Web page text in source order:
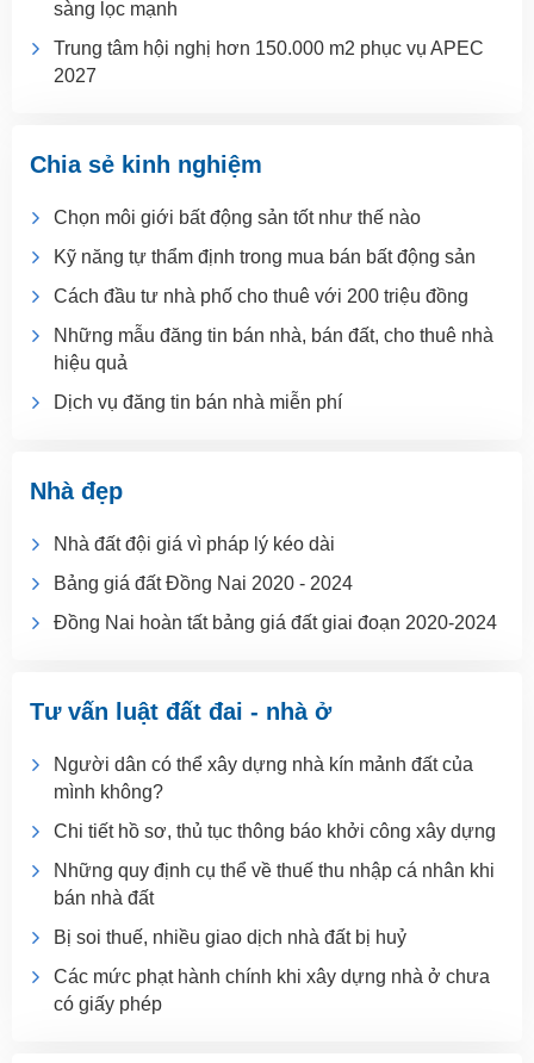
sàng lọc mạnh
Trung tâm hội nghị hơn 150.000 m2 phục vụ APEC
2027
Chia sẻ kinh nghiệm
Chọn môi giới bất động sản tốt như thế nào
Kỹ năng tự thẩm định trong mua bán bất động sản
Cách đầu tư nhà phố cho thuê với 200 triệu đồng
Những mẫu đăng tin bán nhà, bán đất, cho thuê nhà
hiệu quả
Dịch vụ đăng tin bán nhà miễn phí
Nhà đẹp
Nhà đất đội giá vì pháp lý kéo dài
Bảng giá đất Đồng Nai 2020 - 2024
Đồng Nai hoàn tất bảng giá đất giai đoạn 2020-2024
Tư vấn luật đất đai - nhà ở
Người dân có thể xây dựng nhà kín mảnh đất của
mình không?
Chi tiết hồ sơ, thủ tục thông báo khởi công xây dựng
Những quy định cụ thể về thuế thu nhập cá nhân khi
bán nhà đất
Bị soi thuế, nhiều giao dịch nhà đất bị huỷ
Các mức phạt hành chính khi xây dựng nhà ở chưa
có giấy phép